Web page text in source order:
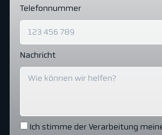
Telefonnummer
Nachricht
Ich stimme der Verarbeitung